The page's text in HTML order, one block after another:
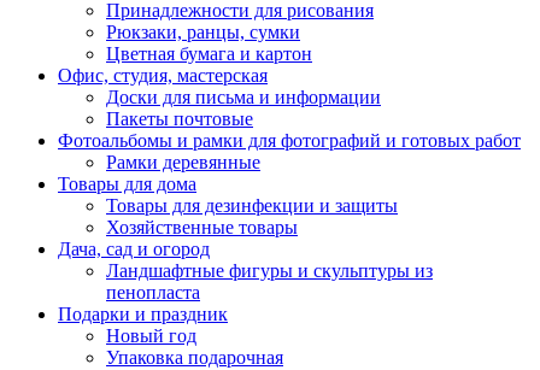
Принадлежности для рисования
Рюкзаки, ранцы, сумки
Цветная бумага и картон
Офис, студия, мастерская
Доски для письма и информации
Пакеты почтовые
Фотоальбомы и рамки для фотографий и готовых работ
Рамки деревянные
Товары для дома
Товары для дезинфекции и защиты
Хозяйственные товары
Дача, сад и огород
Ландшафтные фигуры и скульптуры из
пенопласта
Подарки и праздник
Новый год
Упаковка подарочная